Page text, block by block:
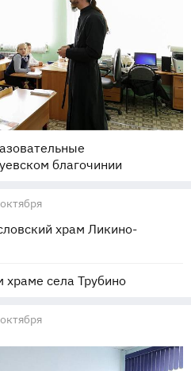
благочинии
храм Ликино-
села Трубино